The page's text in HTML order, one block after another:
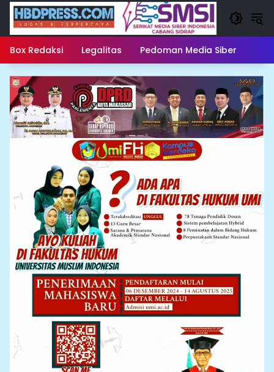
Langsung
konten
Box Redaksi Legalitas Pedoman Media Siber